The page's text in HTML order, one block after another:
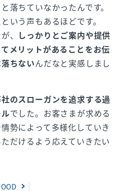
落ちていなかったんです。
いう声もあるほどです。
、 しっかりとご案内や提供
メリットがあることをお伝
ちないんだなと実感しまし
のスローガンを追求する過
でした。お客さまが求める
勢によって多様化していき
だけるよう応えていきたい